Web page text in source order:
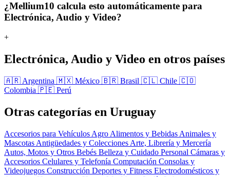
¿Mellium10 calcula esto automáticamente para
Electrónica, Audio y Video?
+
Electrónica, Audio y Video en otros países
🇦🇷 Argentina 🇲🇽 México 🇧🇷 Brasil 🇨🇱 Chile 🇨🇴
Colombia 🇵🇪 Perú
Otras categorías en Uruguay
Accesorios para Vehículos Agro Alimentos y Bebidas Animales y
Mascotas Antigüedades y Colecciones Arte, Librería y Mercería
Autos, Motos y Otros Bebés Belleza y Cuidado Personal Cámaras y
Accesorios Celulares y Telefonía Computación Consolas y
Videojuegos Construcción Deportes y Fitness Electrodomésticos y